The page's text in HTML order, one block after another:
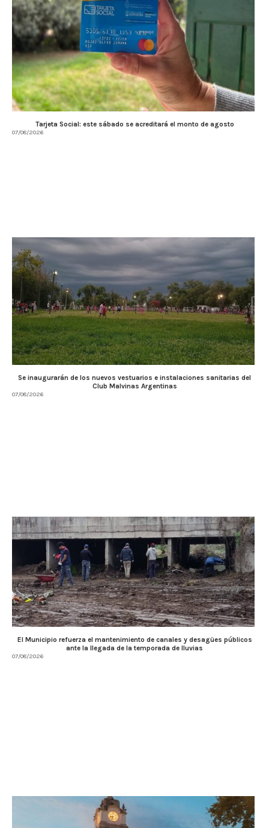
Tarjeta Social: este sábado se acreditará el monto de agosto
07/08/2026
Se inaugurarán de los nuevos vestuarios e instalaciones sanitarias del
Club Malvinas Argentinas
07/08/2026
El Municipio refuerza el mantenimiento de canales y desagües públicos
ante la llegada de la temporada de lluvias
07/08/2026